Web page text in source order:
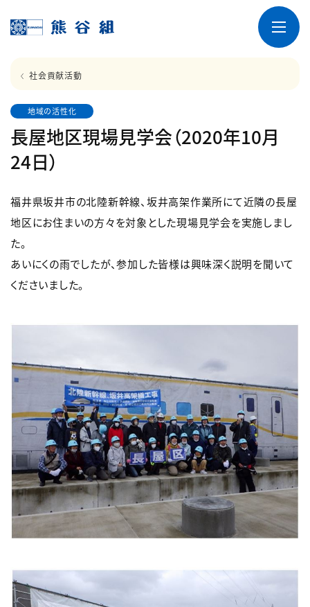
社会貢献活動
地域の活性化
長屋地区現場見学会（2020年10月
24日）
福井県坂井市の北陸新幹線、坂井高架作業所にて近隣の長屋
地区にお住まいの方々を対象とした現場見学会を実施しまし
た。
あいにくの雨でしたが、参加した皆様は興味深く説明を聞いて
くださいました。